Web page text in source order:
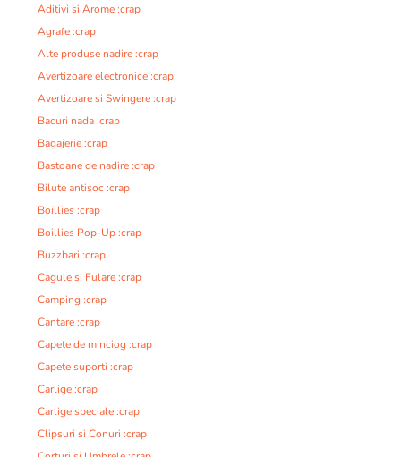
Aditivi si Arome :crap
Agrafe :crap
Alte produse nadire :crap
Avertizoare electronice :crap
Avertizoare si Swingere :crap
Bacuri nada :crap
Bagajerie :crap
Bastoane de nadire :crap
Bilute antisoc :crap
Boillies :crap
Boillies Pop-Up :crap
Buzzbari :crap
Cagule si Fulare :crap
Camping :crap
Cantare :crap
Capete de minciog :crap
Capete suporti :crap
Carlige :crap
Carlige speciale :crap
Clipsuri si Conuri :crap